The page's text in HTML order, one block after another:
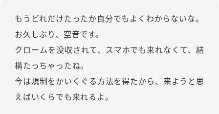
もうどれだけたったか自分でもよくわからないな。
お久しぶり、空音です。
クロームを没収されて、スマホでも来れなくて、結
構たっちゃったね。
今は規制をかいくぐる方法を得たから、来ようと思
えばいくらでも来れるよ。